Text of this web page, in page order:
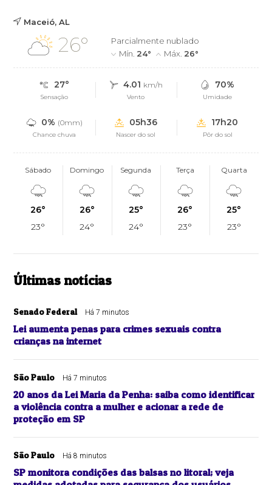
Maceió, AL
26°
Parcialmente nublado
Mín. 24° Máx. 26°
27°
Sensação
4.01 km/h
Vento
70%
Umidade
0% (0mm)
Chance chuva
05h36
Nascer do sol
17h20
Pôr do sol
Sábado
26°
23°
Domingo
26°
24°
Segunda
25°
24°
Terça
26°
23°
Quarta
25°
23°
Últimas notícias
Senado Federal Há 7 minutos
Lei aumenta penas para crimes sexuais contra
crianças na internet
São Paulo Há 7 minutos
20 anos da Lei Maria da Penha: saiba como identificar
a violência contra a mulher e acionar a rede de
proteção em SP
São Paulo Há 8 minutos
SP monitora condições das balsas no litoral; veja